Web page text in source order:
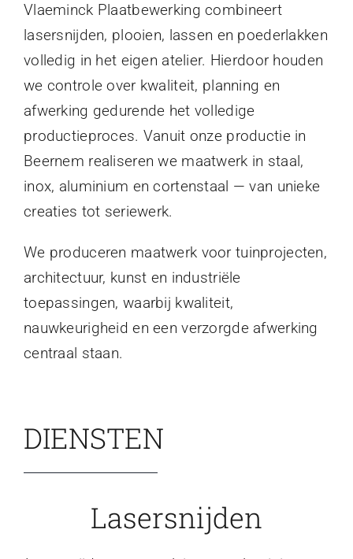
Vlaeminck Plaatbewerking combineert
lasersnijden, plooien, lassen en poederlakken
volledig in het eigen atelier. Hierdoor houden
we controle over kwaliteit, planning en
afwerking gedurende het volledige
productieproces. Vanuit onze productie in
Beernem realiseren we maatwerk in staal,
inox, aluminium en cortenstaal — van unieke
creaties tot seriewerk.
We produceren maatwerk voor tuinprojecten,
architectuur, kunst en industriële
toepassingen, waarbij kwaliteit,
nauwkeurigheid en een verzorgde afwerking
centraal staan.
DIENSTEN
Lasersnijden